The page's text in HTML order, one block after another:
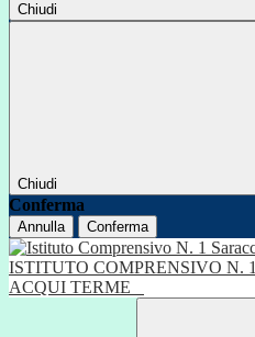
Chiudi
Chiudi
Conferma
Annulla Conferma
ISTITUTO COMPRENSIVO N. 1
ACQUI TERME